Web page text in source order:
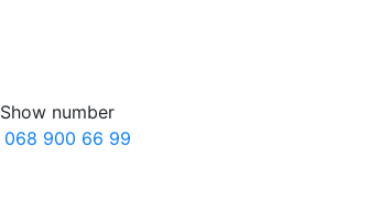
Show number
068 900 66 99